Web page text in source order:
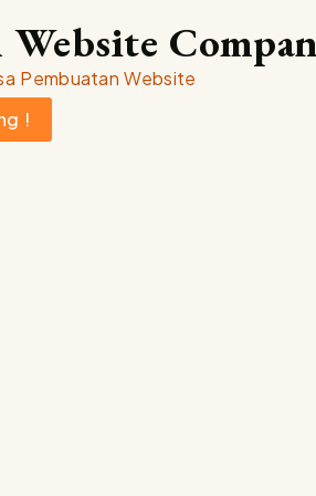
Website
Pembuatan Website
!